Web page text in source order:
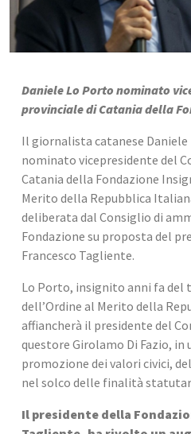
Daniele Lo Porto nominato
provinciale di Catania della
Il giornalista catanese
nominato vicepresidente del
Catania della Fondazione
Merito della Repubblica
deliberata dal Consiglio di
Fondazione su proposta del
Francesco Tagliente.
Lo Porto, insignito anni fa del
dell’Ordine al Merito della
affiancherà il presidente del
questore Girolamo Di Fazio, in
promozione dei valori civici,
nel solco delle finalità
Il presidente della